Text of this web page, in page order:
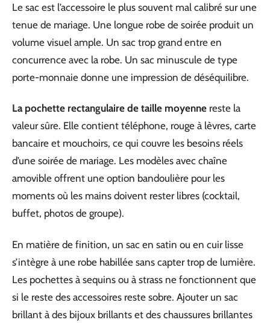
Le sac est l’accessoire le plus souvent mal calibré sur une
tenue de mariage. Une longue robe de soirée produit un
volume visuel ample. Un sac trop grand entre en
concurrence avec la robe. Un sac minuscule de type
porte-monnaie donne une impression de déséquilibre.
La pochette rectangulaire de taille moyenne reste la
valeur sûre. Elle contient téléphone, rouge à lèvres, carte
bancaire et mouchoirs, ce qui couvre les besoins réels
d’une soirée de mariage. Les modèles avec chaîne
amovible offrent une option bandoulière pour les
moments où les mains doivent rester libres (cocktail,
buffet, photos de groupe).
En matière de finition, un sac en satin ou en cuir lisse
s’intègre à une robe habillée sans capter trop de lumière.
Les pochettes à sequins ou à strass ne fonctionnent que
si le reste des accessoires reste sobre. Ajouter un sac
brillant à des bijoux brillants et des chaussures brillantes